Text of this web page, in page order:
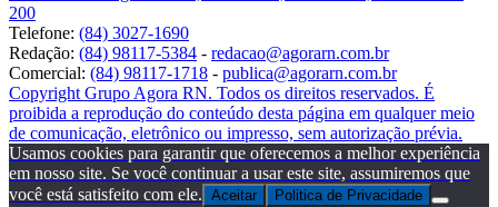
200
Telefone: (84) 3027-1690
Redação: (84) 98117-5384 - redacao@agorarn.com.br
Comercial: (84) 98117-1718 - publica@agorarn.com.br
Copyright Grupo Agora RN. Todos os direitos reservados. É
proibida a reprodução do conteúdo desta página em qualquer meio
de comunicação, eletrônico ou impresso, sem autorização prévia.
Usamos cookies para garantir que oferecemos a melhor experiência
em nosso site. Se você continuar a usar este site, assumiremos que
você está satisfeito com ele. Aceitar Politica de Privacidade